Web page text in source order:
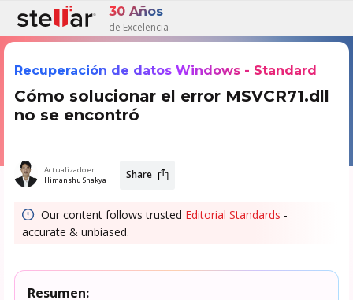
30 Años
de Excelencia
Recuperación de datos Windows - Standard
Cómo solucionar el error MSVCR71.dll
no se encontró
Actualizado en
Himanshu Shakya Share
Our content follows trusted Editorial Standards -
accurate & unbiased.
Resumen: